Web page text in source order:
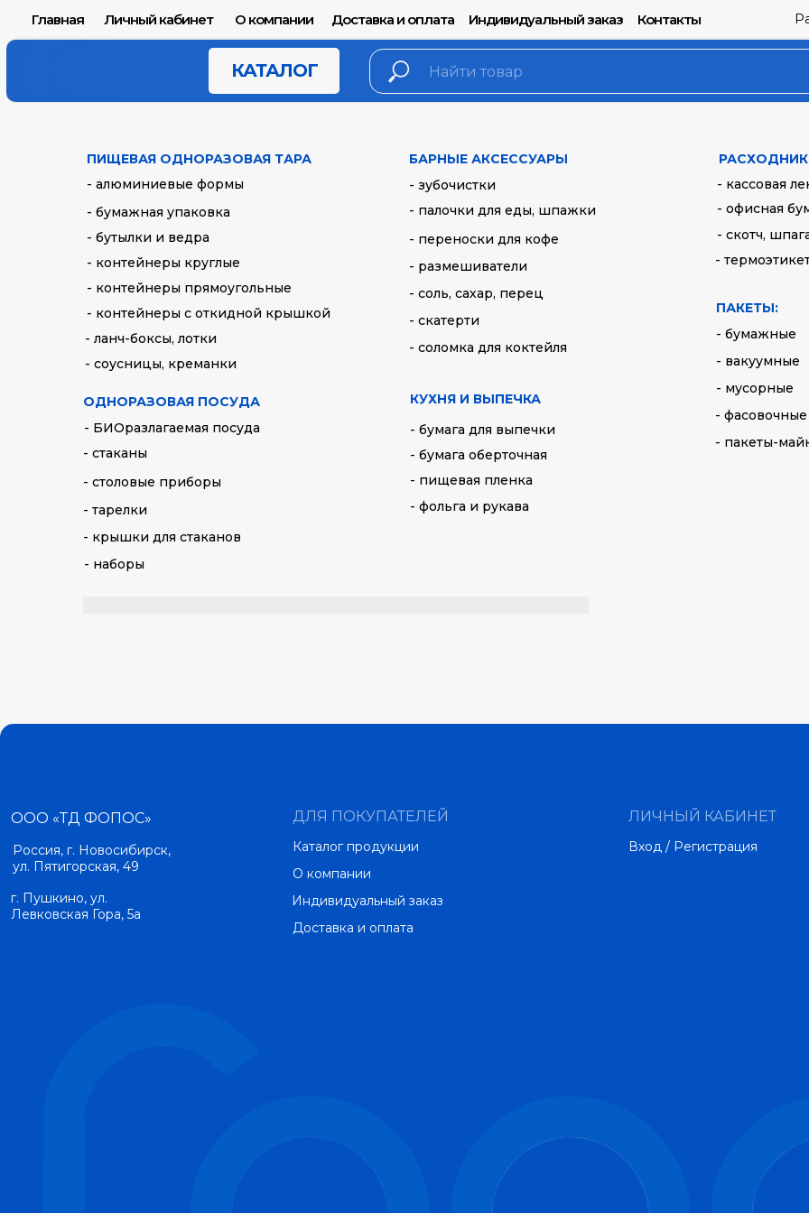
Доставка и оплата Контакты
Индивидуальный заказ
Личный кабинет
Главная О компании
КАТАЛОГ
ПИЩЕВАЯ ОДНОРАЗОВАЯ ТАРА
- бутылки и ведра
- контейнеры круглые
- контейнеры с откидной крышкой
- контейнеры прямоугольные
- соусницы, креманки
- ланч-боксы, лотки
КУХНЯ И ВЫПЕЧКА
- пищевая пленка
- фольга и рукава
- бумага для выпечки
- бумага оберточная
- кассовая
-
- скотч,
- офисная
ПАКЕТЫ:
- бумажные
- вакуумные
- мусорные
- фасовочные
- пакеты-
БАРНЫЕ АКСЕССУАРЫ
- зубочистки
- палочки для еды, шпажки
- переноски для кофе
- размешиватели
- соль, сахар, перец
- скатерти
- соломка для коктейля
ОДНОРАЗОВАЯ ПОСУДА
- БИОразлагаемая посуда
- стаканы
- крышки для стаканов
- наборы
- тарелки
- столовые приборы
- алюминиевые формы
- бумажная упаковка
ДЛЯ ПОКУПАТЕЛЕЙ
Каталог продукции
Доставка и оплата
ЛИЧНЫЙ КАБИНЕТ
Вход / Регистрация
О компании
Индивидуальный заказ
Россия, г. Новосибирск,
ул. Пятигорская, 49
г. Пушкино, ул.
Левковская Гора, 5а
ООО «ТД ФОПОС»